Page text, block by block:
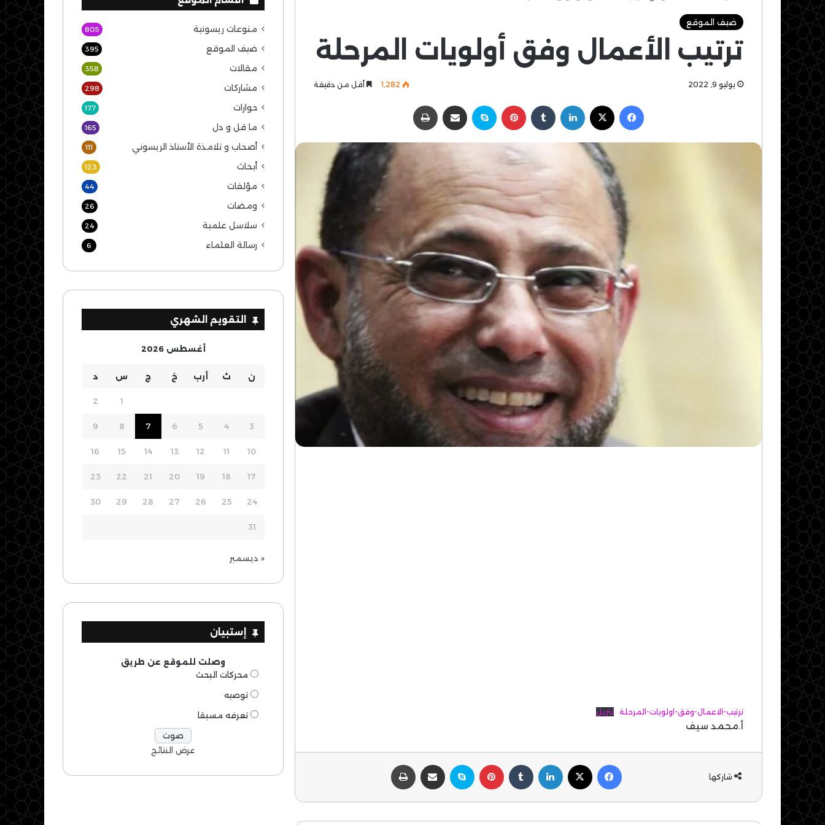
ضيف الموقع
ترتيب الأعمال وفق أولويات المرحلة
يوليو 9, 2022 1٬282 أقل من دقيقة
فيسبوك لينكدإن بينتيريست سكايب مشاركة عبر البريد
ترتيب-الاعمال-وفق-اولويات-المرحلة تنزيل
أ.محمد سيف
شاركها
فيسبوك لينكدإن بينتيريست سكايب مشاركة عبر البريد
منوعات ريسونية 805
ضيف الموقع 395
مقالات 358
مشاركات 298
حوارات 177
ما قل و دل 165
أصحاب و تلامذة الأستاذ الريسوني 111
أبحاث 123
مؤلفات 44
ومضات 26
سلاسل علمية 24
رسالة العلماء 6
التقويم الشهري
أغسطس 2026
ن ث أرب خ ج س د
1
2
3
4
5
6
7
8
9
10
11
12
13
14
15
16
17
18
19
20
21
22
23
24
25
26
27
28
29
30
31
« ديسمبر
إستبيان
وصلت للموقع عن طريق
محركات البحث
توصيه
تعرفه مسبقا
عرض النتائج